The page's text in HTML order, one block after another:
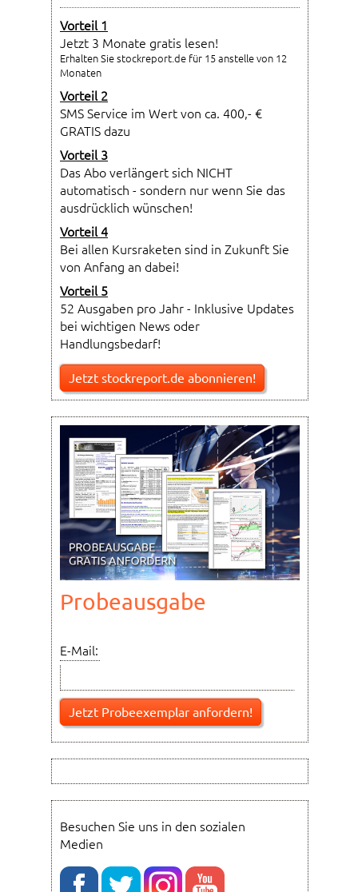
Vorteil 1
Jetzt 3 Monate gratis lesen!
Erhalten Sie stockreport.de für 15 anstelle von 12
Monaten
Vorteil 2
SMS Service im Wert von ca. 400,- €
GRATIS dazu
Vorteil 3
Das Abo verlängert sich NICHT
automatisch - sondern nur wenn Sie das
ausdrücklich wünschen!
Vorteil 4
Bei allen Kursraketen sind in Zukunft Sie
von Anfang an dabei!
Vorteil 5
52 Ausgaben pro Jahr - Inklusive Updates
bei wichtigen News oder
Handlungsbedarf!
Jetzt stockreport.de abonnieren!
Probeausgabe
E-Mail:
Besuchen Sie uns in den sozialen
Medien